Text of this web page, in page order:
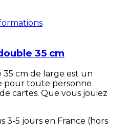
35 cm
cm de large est un
pour toute personne
cartes. Que vous jouiez
3-5 jours en France (hors